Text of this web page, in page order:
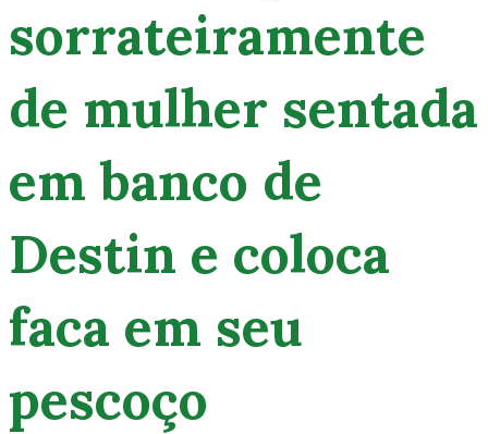
sorrateiramente
de mulher sentada
em banco de
Destin e coloca
faca em seu
pescoço